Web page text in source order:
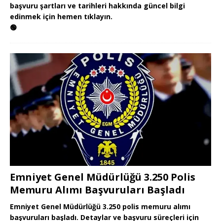
başvuru şartları ve tarihleri hakkında güncel bilgi
edinmek için hemen tıklayın.
🟢
Emniyet Genel Müdürlüğü 3.250 Polis
Memuru Alımı Başvuruları Başladı
Emniyet Genel Müdürlüğü 3.250 polis memuru alımı
başvuruları başladı. Detaylar ve başvuru süreçleri için